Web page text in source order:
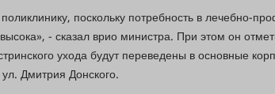
поскольку потребность в лечебно-
- сказал врио министра. При этом он
ухода будут переведены в основные
Дмитрия Донского.